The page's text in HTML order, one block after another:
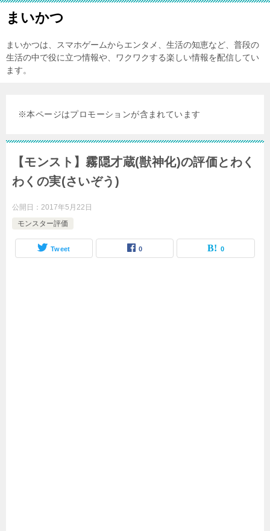
まいかつ
まいかつは、スマホゲームからエンタメ、生活の知恵など、普段の
生活の中で役に立つ情報や、ワクワクする楽しい情報を配信してい
ます。
※本ページはプロモーションが含まれています
【モンスト】霧隠才蔵(獣神化)の評価とわく
わくの実(さいぞう)
公開日： 2017年5月22日
モンスター評価
Tweet 0 0